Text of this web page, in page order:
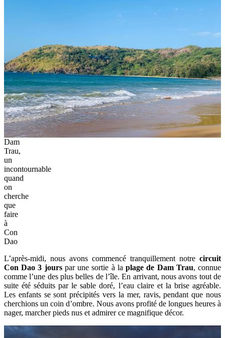
Dam
Trau,
un
incontournable
quand
on
cherche
que
faire
à
Con
Dao
L’après-midi, nous avons commencé tranquillement notre circuit
Con Dao 3 jourspar une sortie à laplage de Dam Trau, connue
comme l’une des plus belles de l’île. En arrivant, nous avons tout de
suite été séduits par le sable doré, l’eau claire et la brise agréable.
Les enfants se sont précipités vers la mer, ravis, pendant que nous
cherchions un coin d’ombre. Nous avons profité de longues heures à
nager, marcher pieds nus et admirer ce magnifique décor.